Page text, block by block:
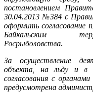
постановлением
30.04.2013 №384 с
оформить согласование
Байкальским
Росрыболовства.
За осуществление
объекта, на льду и в
согласования с
предусмотрена